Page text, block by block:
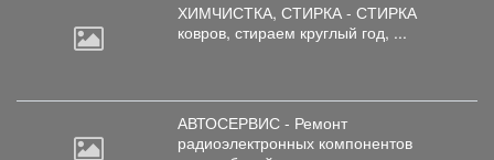
ХИМЧИСТКА, СТИРКА - СТИРКА
ковров, стираем круглый год, ...
АВТОСЕРВИС - Ремонт
радиоэлектронных компонентов